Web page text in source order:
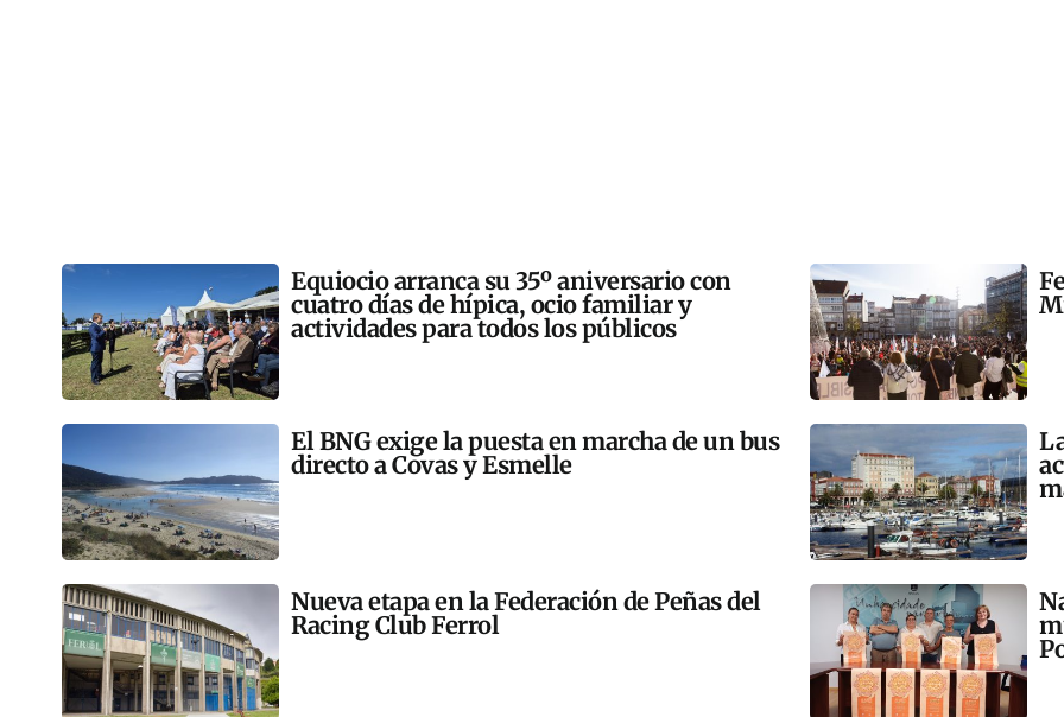
Equiocio arranca su 35º aniversario con
cuatro días de hípica, ocio familiar y
actividades para todos los públicos
El BNG exige la puesta en marcha de un bus
directo a Covas y Esmelle
Nueva etapa en la Federación de Peñas del
Racing Club Ferrol